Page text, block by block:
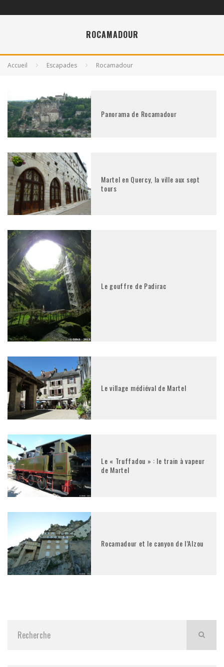
ROCAMADOUR
Accueil Escapades Rocamadour
Panorama de Rocamadour
Martel en Quercy, la ville aux sept
tours
Le gouffre de Padirac
Le village médiéval de Martel
Le « Truffadou » : le train à vapeur
de Martel
Rocamadour et le canyon de l’Alzou